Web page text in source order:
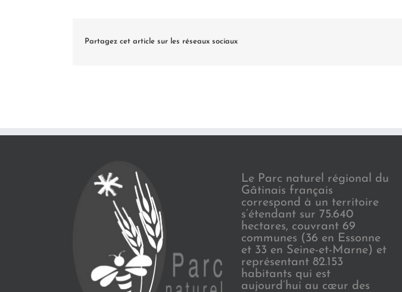
Partagez cet article sur les réseaux sociaux
Le Parc naturel régional du
Gâtinais français
correspond à un territoire
s’étendant sur 75.640
hectares, couvrant 69
communes (36 en Essonne
et 33 en Seine-et-Marne) et
représentant 82.153
habitants qui est
aujourd’hui au cœur des